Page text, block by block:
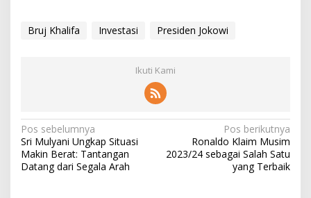
Bruj Khalifa Investasi Presiden Jokowi
Ikuti Kami
N
a
v
Pos sebelumnya
Sri Mulyani Ungkap Situasi
Makin Berat: Tantangan
Datang dari Segala Arah
Pos berikutnya
Ronaldo Klaim Musim
2023/24 sebagai Salah Satu
yang Terbaik